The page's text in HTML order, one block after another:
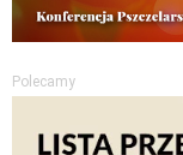
Polecamy